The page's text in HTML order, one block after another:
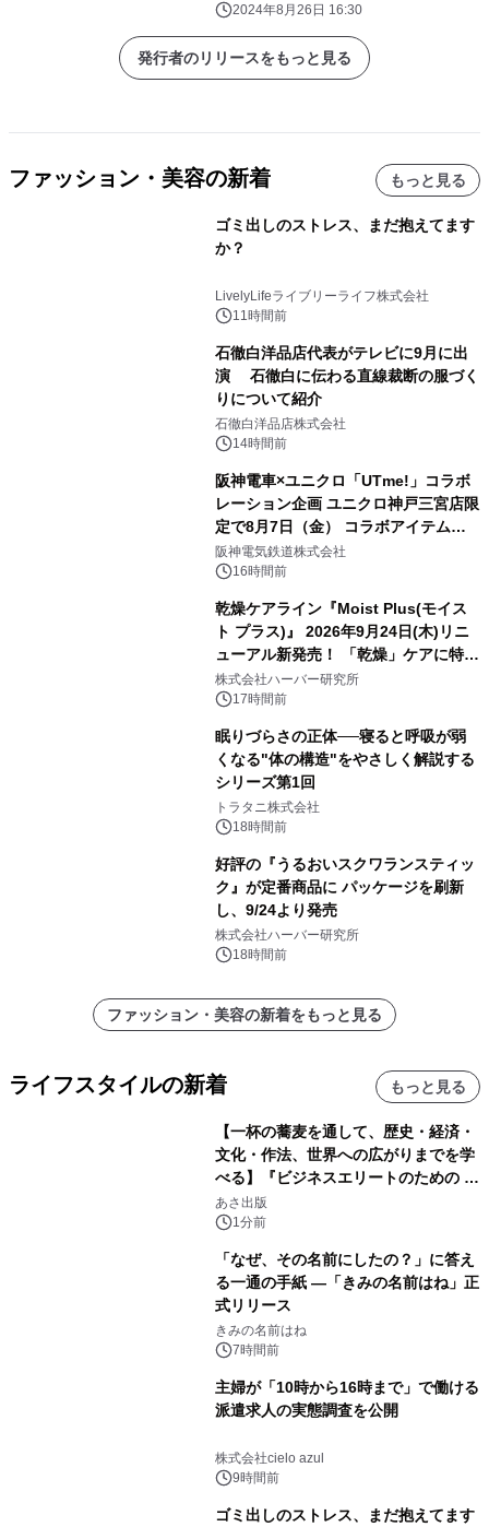
2024年8月26日 16:30
発行者のリリースをもっと見る
ファッション・美容の新着 もっと見る
ゴミ出しのストレス、まだ抱えてます
か？
LivelyLifeライブリーライフ株式会社
11時間前
石徹白洋品店代表がテレビに9月に出
演 石徹白に伝わる直線裁断の服づく
りについて紹介
石徹白洋品店株式会社
14時間前
阪神電車×ユニクロ「UTme!」コラボ
レーション企画 ユニクロ神戸三宮店限
定で8月7日（金） コラボアイテムが
発売決定！
阪神電気鉄道株式会社
16時間前
乾燥ケアライン『Moist Plus(モイス
ト プラス)』 2026年9月24日(木)リニ
ューアル新発売！ 「乾燥」ケアに特化
し、ライン使いで潤いに満ちた肌へ
株式会社ハーバー研究所
17時間前
眠りづらさの正体──寝ると呼吸が弱
くなる"体の構造"をやさしく解説する
シリーズ第1回
トラタニ株式会社
18時間前
好評の『うるおいスクワランスティッ
ク』が定番商品に パッケージを刷新
し、9/24より発売
株式会社ハーバー研究所
18時間前
ファッション・美容の新着をもっと見る
ライフスタイルの新着 もっと見る
【一杯の蕎麦を通して、歴史・経済・
文化・作法、世界への広がりまでを学
べる】『ビジネスエリートのための 教
養としての蕎麦』2026年8月25日
（火）発売
あさ出版
1分前
「なぜ、その名前にしたの？」に答え
る一通の手紙 ―「きみの名前はね」正
式リリース
きみの名前はね
7時間前
主婦が「10時から16時まで」で働ける
派遣求人の実態調査を公開
株式会社cielo azul
9時間前
ゴミ出しのストレス、まだ抱えてます